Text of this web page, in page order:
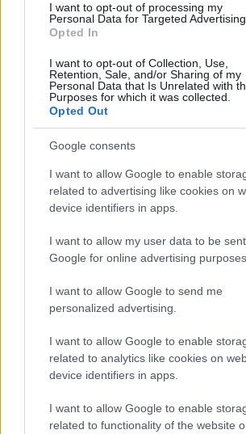
I want to opt-out of processing my
Personal Data for Targeted Advertising.
Opted In
I want to opt-out of Collection, Use,
Retention, Sale, and/or Sharing of my
Personal Data that Is Unrelated with
Purposes for which it was collected.
Opted Out
Google consents
I want to allow Google to enable
related to advertising like cookies on
device identifiers in apps.
I want to allow my user data to be
Google for online advertising purposes.
I want to allow Google to send me
personalized advertising.
I want to allow Google to enable
related to analytics like cookies on
device identifiers in apps.
I want to allow Google to enable
related to functionality of the website
razumije, kao i Mirvić.
treneru uslove za nastavak rada u
nismo mogli garantovati da ćemo
bismo dogovorili. Problem koji
jeste statut, koji još uvijek nije
izražavam veliko žaljenje što naš
smo imali ozbiljne planove da
pomaže nam u razvoju kluba. Trener
kako je i sam rekao, najdelikatnijem
historiji Željezničara. Zato veliko
Vama, Nenadu i Branku što ste
podići na viši nivo, ostvarivati
golove i na kraju izboriti opstanak,
mjeseca uradili sve što je bilo u
administrativno i organizaciono, da
procese koji su bili pokrenuti.
razočaran jer znam koliko smo
ekonomskom i u sportskom smislu,